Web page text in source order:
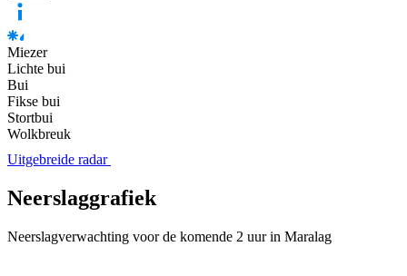
Miezer
Lichte bui
Bui
Fikse bui
Stortbui
Wolkbreuk
Uitgebreide radar
Neerslaggrafiek
Neerslagverwachting voor de komende 2 uur in Maralag